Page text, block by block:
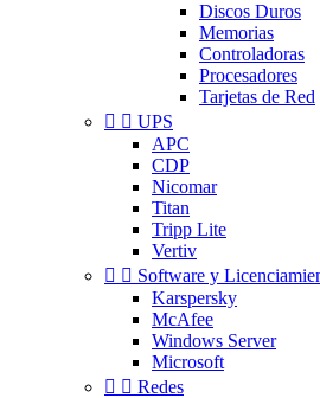
Discos Duros
Memorias
Controladoras
Procesadores
Tarjetas de Red
  UPS
APC
CDP
Nicomar
Titan
Tripp Lite
Vertiv
  Software y
Karspersky
McAfee
Windows Server
Microsoft
  Redes